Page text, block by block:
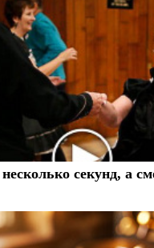
секунд, а